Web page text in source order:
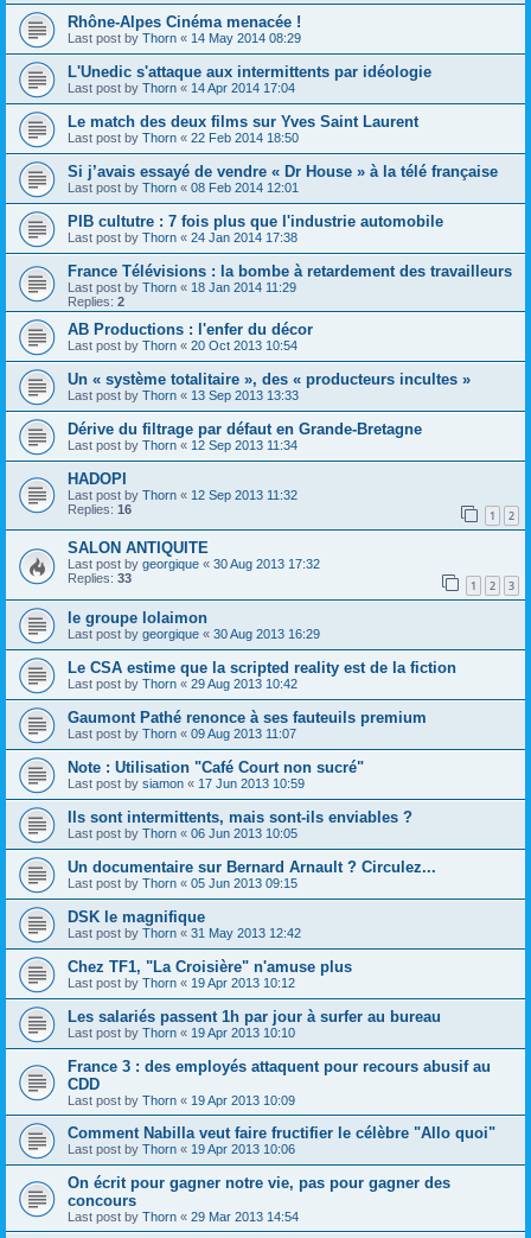
Rhône-Alpes Cinéma menacée !
Last post by Thorn « 14 May 2014 08:29
L'Unedic s'attaque aux intermittents par idéologie
Last post by Thorn « 14 Apr 2014 17:04
Le match des deux films sur Yves Saint Laurent
Last post by Thorn « 22 Feb 2014 18:50
Si j’avais essayé de vendre « Dr House » à la télé française
Last post by Thorn « 08 Feb 2014 12:01
PIB cultutre : 7 fois plus que l'industrie automobile
Last post by Thorn « 24 Jan 2014 17:38
France Télévisions : la bombe à retardement des travailleurs
Last post by Thorn « 18 Jan 2014 11:29
Replies: 2
AB Productions : l'enfer du décor
Last post by Thorn « 20 Oct 2013 10:54
Un « système totalitaire », des « producteurs incultes »
Last post by Thorn « 13 Sep 2013 13:33
Dérive du filtrage par défaut en Grande-Bretagne
Last post by Thorn « 12 Sep 2013 11:34
HADOPI
Last post by Thorn « 12 Sep 2013 11:32
Replies: 16 1 2
SALON ANTIQUITE
Last post by georgique « 30 Aug 2013 17:32
Replies: 33 1 2 3
le groupe lolaimon
Last post by georgique « 30 Aug 2013 16:29
Le CSA estime que la scripted reality est de la fiction
Last post by Thorn « 29 Aug 2013 10:42
Gaumont Pathé renonce à ses fauteuils premium
Last post by Thorn « 09 Aug 2013 11:07
Note : Utilisation "Café Court non sucré"
Last post by siamon « 17 Jun 2013 10:59
Ils sont intermittents, mais sont-ils enviables ?
Last post by Thorn « 06 Jun 2013 10:05
Un documentaire sur Bernard Arnault ? Circulez...
Last post by Thorn « 05 Jun 2013 09:15
DSK le magnifique
Last post by Thorn « 31 May 2013 12:42
Chez TF1, "La Croisière" n'amuse plus
Last post by Thorn « 19 Apr 2013 10:12
Les salariés passent 1h par jour à surfer au bureau
Last post by Thorn « 19 Apr 2013 10:10
France 3 : des employés attaquent pour recours abusif au
CDD
Last post by Thorn « 19 Apr 2013 10:09
Comment Nabilla veut faire fructifier le célèbre "Allo quoi"
Last post by Thorn « 19 Apr 2013 10:06
On écrit pour gagner notre vie, pas pour gagner des
concours
Last post by Thorn « 29 Mar 2013 14:54